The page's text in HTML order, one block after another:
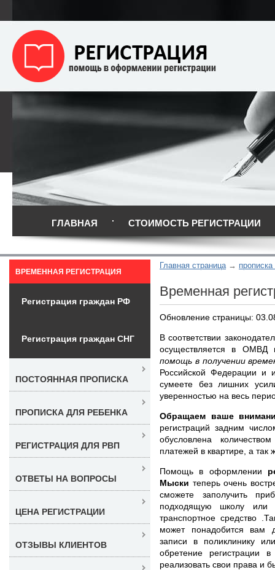
ГЛАВНАЯ СТОИМОСТЬ РЕГИСТРАЦИИ
Главная страница
Временная
Обновление страницы:
В соответствии
осуществляется в
помощь в получении
Российской Федерации и
сумеете без лишних
уверенностью на весь
Обращаем ваше
регистраций задним
обусловлена
платежей в квартире, а так
Помощь в оформлении
Мыски теперь очень
сможете заполучить
подходящую школу или
транспортное средство
может понадобится вам
записи в поликлинику
обретение
реализовать свои права и
ВРЕМЕННАЯ РЕГИСТРАЦИЯ
Регистрация граждан РФ
Регистрация граждан СНГ
ПОСТОЯННАЯ ПРОПИСКА
ПРОПИСКА ДЛЯ РЕБЕНКА
РЕГИСТРАЦИЯ ДЛЯ РВП
ОТВЕТЫ НА ВОПРОСЫ
ЦЕНА РЕГИСТРАЦИИ
ОТЗЫВЫ КЛИЕНТОВ